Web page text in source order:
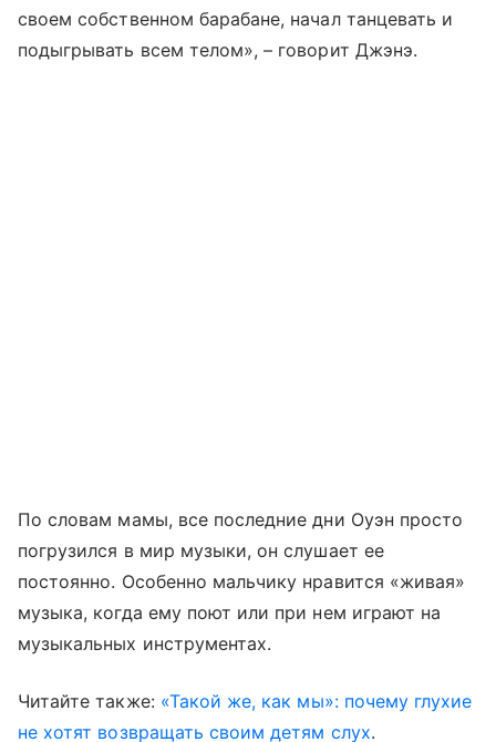
своем собственном барабане, начал танцевать и
подыгрывать всем телом», – говорит Джэнэ.
По словам мамы, все последние дни Оуэн просто
погрузился в мир музыки, он слушает ее
постоянно. Особенно мальчику нравится «живая»
музыка, когда ему поют или при нем играют на
музыкальных инструментах.
Читайте также: «Такой же, как мы»: почему глухие
не хотят возвращать своим детям слух.